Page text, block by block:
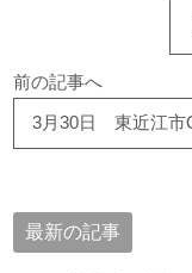
前の記事へ
最新の記事